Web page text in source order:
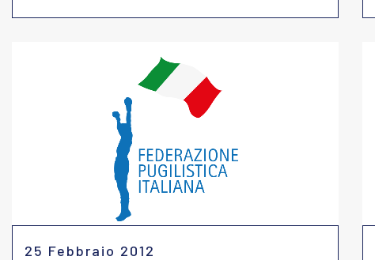
25 Febbraio 2012